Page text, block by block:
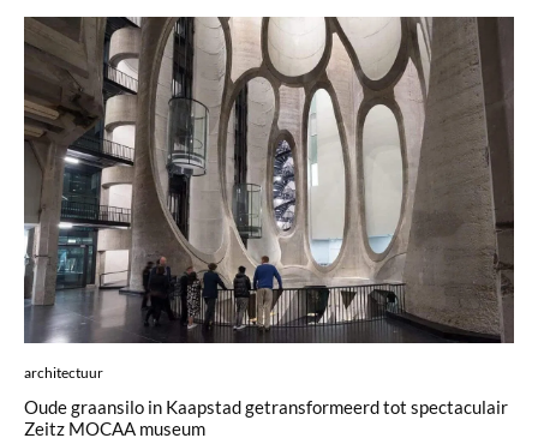
architectuur
Oude graansilo in Kaapstad getransformeerd tot spectaculair
Zeitz MOCAA museum